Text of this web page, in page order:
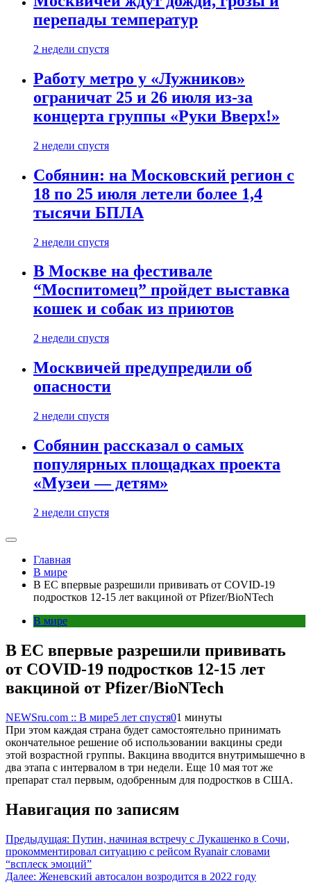
перепады температур
2 недели спустя
Работу метро у «Лужников»
ограничат 25 и 26 июля из-за
концерта группы «Руки Вверх!»
2 недели спустя
Собянин: на Московский регион с
18 по 25 июля летели более 1,4
тысячи БПЛА
2 недели спустя
В Москве на фестивале
“Моспитомец” пройдет выставка
кошек и собак из приютов
2 недели спустя
Москвичей предупредили об
опасности
2 недели спустя
Собянин рассказал о самых
популярных площадках проекта
«Музеи — детям»
2 недели спустя
Главная
В мире
В ЕС впервые разрешили прививать от COVID-19
подростков 12-15 лет вакциной от Pfizer/BioNTech
В мире
В ЕС впервые разрешили прививать
от COVID-19 подростков 12-15 лет
вакциной от Pfizer/BioNTech
NEWSru.com :: В мире5 лет спустя01 минуты
При этом каждая страна будет самостоятельно принимать
окончательное решение об использовании вакцины среди
этой возрастной группы. Вакцина вводится внутримышечно в
два этапа с интервалом в три недели. Еще 10 мая тот же
препарат стал первым, одобренным для подростков в США.
Навигация по записям
Предыдущая: Путин, начиная встречу с Лукашенко в Сочи,
прокомментировал ситуацию с рейсом Ryanair словами
“всплеск эмоций”
Далее: Женевский автосалон возродится в 2022 году